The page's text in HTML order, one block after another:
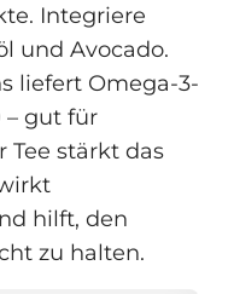
Integriere
und Avocado.
liefert Omega-3-
– gut für
Tee stärkt das
hilft, den
zu halten.